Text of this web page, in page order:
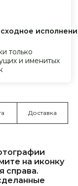
Доставка
на иконку
справа.